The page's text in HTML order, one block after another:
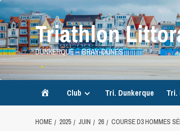
Skip
to
content
Triathlon
DUNKERQUE – BRAY-DUNES
Accueil
Club Tri. Dunkerque Tri.
HOME 2025 JUIN 26 COURSE D3 HOMMES